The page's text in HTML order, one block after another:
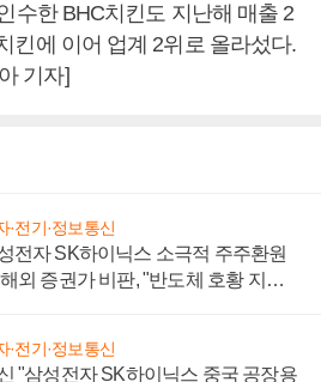
수한 BHC치킨도 지난해 매출 2
킨에 이어 업계 2위로 올라섰다.
기자]
·전기·정보통신
전자 SK하이닉스 소극적 주주환원
외 증권가 비판, "반도체 호황 지속
·전기·정보통신
"삼성전자 SK하이닉스 중국 공장용